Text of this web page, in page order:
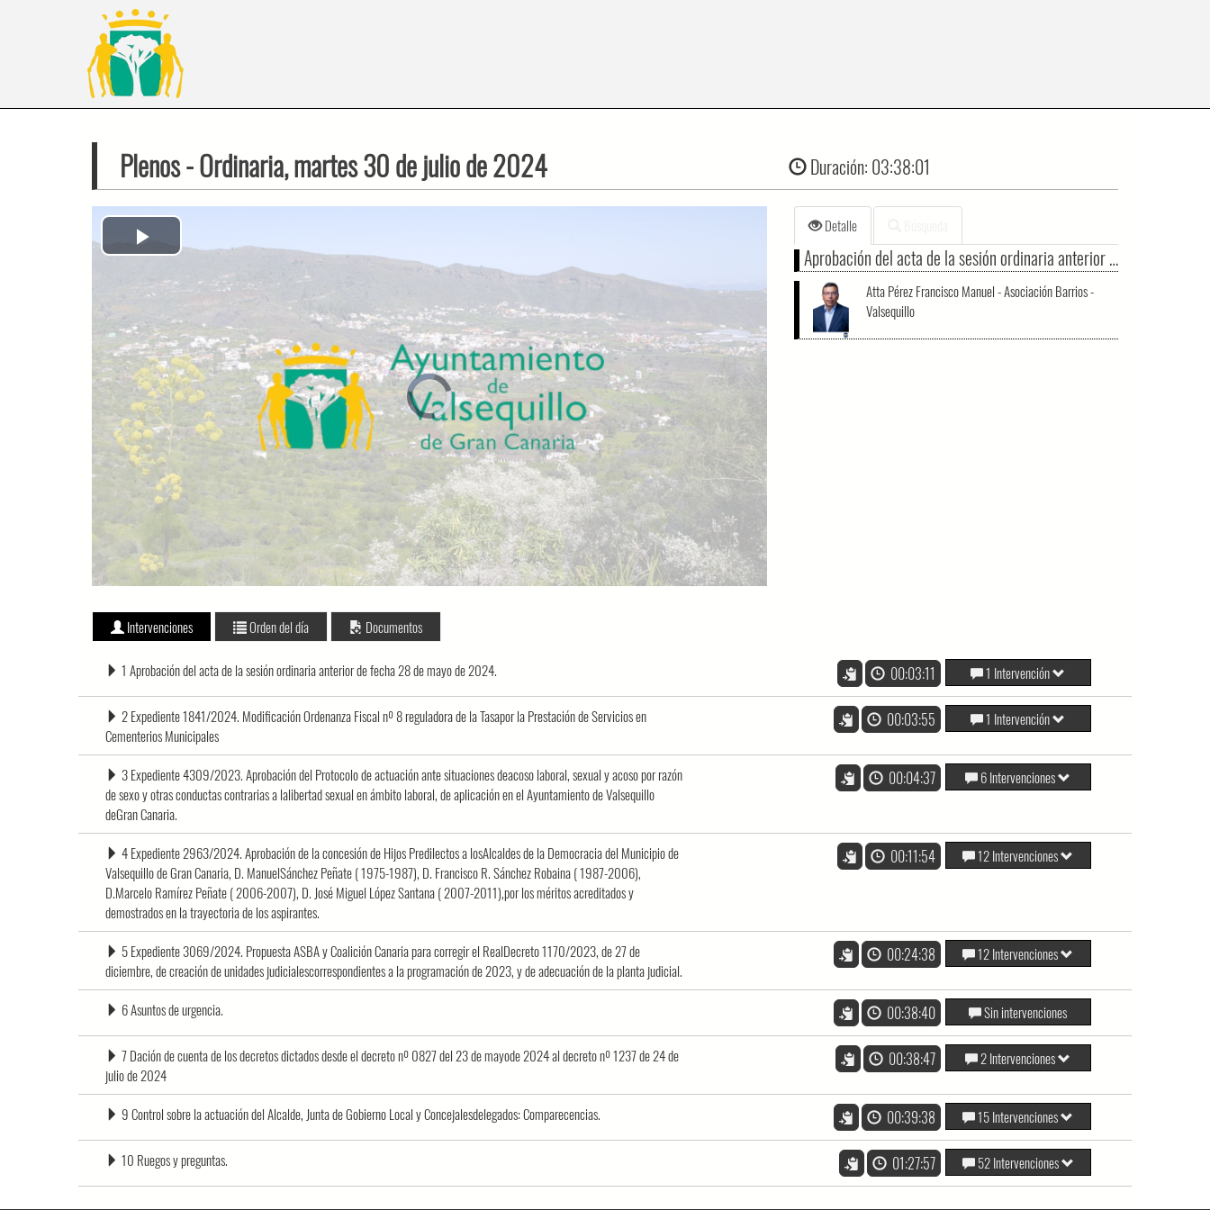
Plenos- Ordinaria, martes 30 de julio de 2024 Duración: 03:38:01
Video
Player
is
loading.
Play
Video
Detalle
Aprobación del acta de la sesión ordinaria anterior de fecha 28 de mayo de 2024.
Atta Pérez Francisco Manuel - Asociación Barrios -
Valsequillo
Intervenciones Orden del día Documentos
1 Aprobación del acta de la sesión ordinaria anterior de fecha 28 de mayo de 2024. 00:03:11 1 Intervención
2 Expediente 1841/2024. Modificación Ordenanza Fiscal nº 8 reguladora de la Tasapor la Prestación de Servicios en
Cementerios Municipales
00:03:55 1 Intervención
3 Expediente 4309/2023. Aprobación del Protocolo de actuación ante situaciones deacoso laboral, sexual y acoso por razón
de sexo y otras conductas contrarias a lalibertad sexual en ámbito laboral, de aplicación en el Ayuntamiento de Valsequillo
deGran Canaria.
00:04:37 6 Intervenciones
4 Expediente 2963/2024. Aprobación de la concesión de Hijos Predilectos a losAlcaldes de la Democracia del Municipio de
Valsequillo de Gran Canaria, D. ManuelSánchez Peñate ( 1975-1987), D. Francisco R. Sánchez Robaina ( 1987-2006),
D.Marcelo Ramírez Peñate ( 2006-2007), D. José Miguel López Santana ( 2007-2011),por los méritos acreditados y
demostrados en la trayectoria de los aspirantes.
00:11:54 12 Intervenciones
5 Expediente 3069/2024. Propuesta ASBA y Coalición Canaria para corregir el RealDecreto 1170/2023, de 27 de
diciembre, de creación de unidades judicialescorrespondientes a la programación de 2023, y de adecuación de la planta judicial.
00:24:38 12 Intervenciones
6 Asuntos de urgencia. 00:38:40 Sin intervenciones
7 Dación de cuenta de los decretos dictados desde el decreto nº 0827 del 23 de mayode 2024 al decreto nº 1237 de 24 de
julio de 2024
00:38:47 2 Intervenciones
9 Control sobre la actuación del Alcalde, Junta de Gobierno Local y Concejalesdelegados: Comparecencias. 00:39:38 15 Intervenciones
10 Ruegos y preguntas. 01:27:57 52 Intervenciones